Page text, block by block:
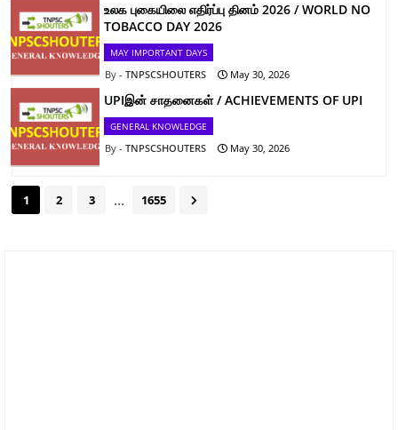
உலக புகையிலை எதிர்ப்பு தினம் 2026 / WORLD NO
TOBACCO DAY 2026
MAY IMPORTANT DAYS
TNPSCSHOUTERS May 30, 2026
UPIஇன் சாதனைகள் / ACHIEVEMENTS OF UPI
GENERAL KNOWLEDGE
TNPSCSHOUTERS May 30, 2026
1 2 3 ... 1655